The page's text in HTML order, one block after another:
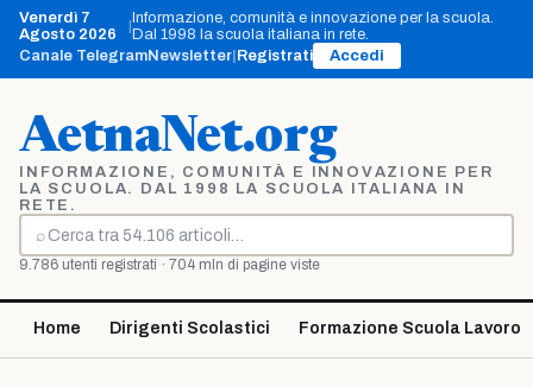
Vai
contenuto
Venerdì 7
Agosto 2026
Informazione, comunità e innovazione per la scuola.
Dal 1998 la scuola italiana in rete.
Canale TelegramNewsletter Registrati Accedi
AetnaNet.org
INFORMAZIONE, COMUNITÀ E INNOVAZIONE PER
LA SCUOLA. DAL 1998 LA SCUOLA ITALIANA IN
RETE.
⌕
Cerca
9.786 utenti registrati · 704 mln di pagine viste
Home Dirigenti Scolastici Formazione Scuola Lavoro